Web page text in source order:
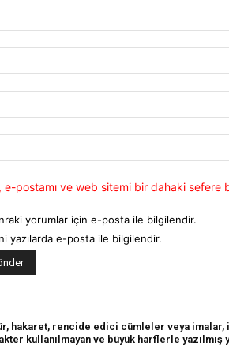
e-postamı ve web sitemi bir dahaki sefere
yorumlar için e-posta ile bilgilendir.
yazılarda e-posta ile bilgilendir.
hakaret, rencide edici cümleler veya imalar,
kullanılmayan ve büyük harflerle yazılmış